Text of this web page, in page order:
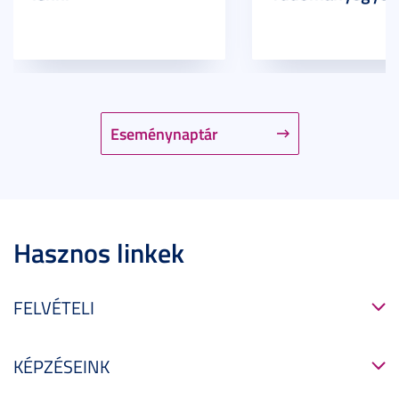
Eseménynaptár
Hasznos linkek
FELVÉTELI
KÉPZÉSEINK